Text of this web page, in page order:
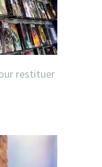
restituer